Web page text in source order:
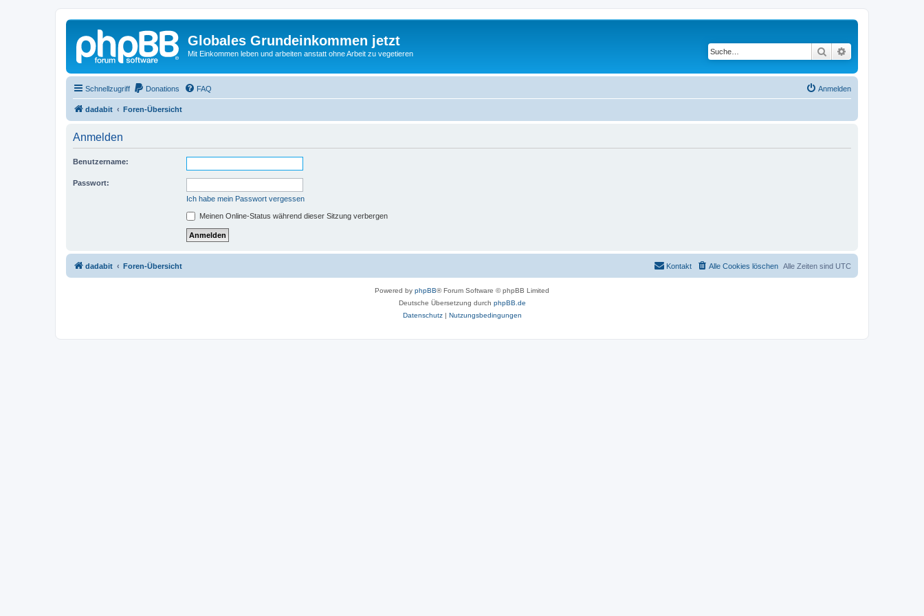
Globales Grundeinkommen jetzt
Mit Einkommen leben und arbeiten anstatt ohne Arbeit zu vegetieren Suche
Schnellzugriff Donations FAQ Anmelden
dadabit Foren-Übersicht
Anmelden
Benutzername:
Passwort:
Ich habe mein Passwort vergessen
Meinen Online-Status während dieser Sitzung verbergen
dadabit Foren-Übersicht Alle Zeiten sind UTC
Alle Cookies löschen
Kontakt
Powered by phpBB® Forum Software © phpBB Limited
Deutsche Übersetzung durch phpBB.de
Datenschutz| Nutzungsbedingungen